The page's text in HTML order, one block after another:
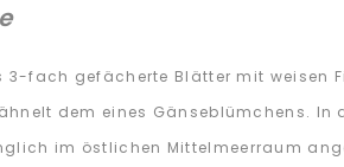
fach gefächerte Blätter mit weisen
dem eines Gänseblümchens. In
im östlichen Mittelmeerraum